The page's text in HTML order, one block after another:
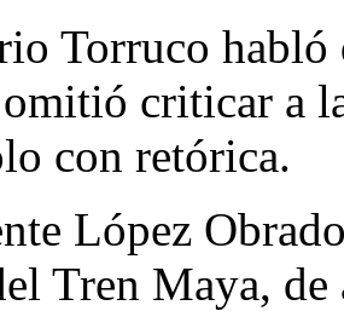
Torruco habló
criticar a
con retórica.
López
Tren Maya,